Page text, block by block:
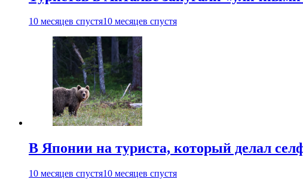
10 месяцев спустя10 месяцев спустя
В Японии на туриста, который делал
10 месяцев спустя10 месяцев спустя